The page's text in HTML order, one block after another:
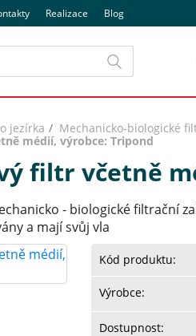
Realizace Blog
jezírka
Mechanicko-biologické
médií, výrobce: Tripond
filtr včetně
- biologické filtrační
a mají svůj vla
Kód produktu:
Výrobce:
Dostupnost: